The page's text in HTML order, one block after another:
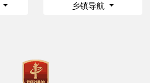
乡镇导航